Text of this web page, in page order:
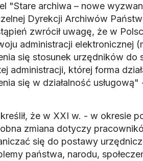
"Stare archiwa – nowe
Dyrekcji Archiwów
zwrócił uwagę, że w
administracji elektronicznej
się stosunek urzędników do
administracji, której forma
się w działalność usługową"
że w XXI w. - w okresie
zmiana dotyczy
się do postawy
państwa, narodu,